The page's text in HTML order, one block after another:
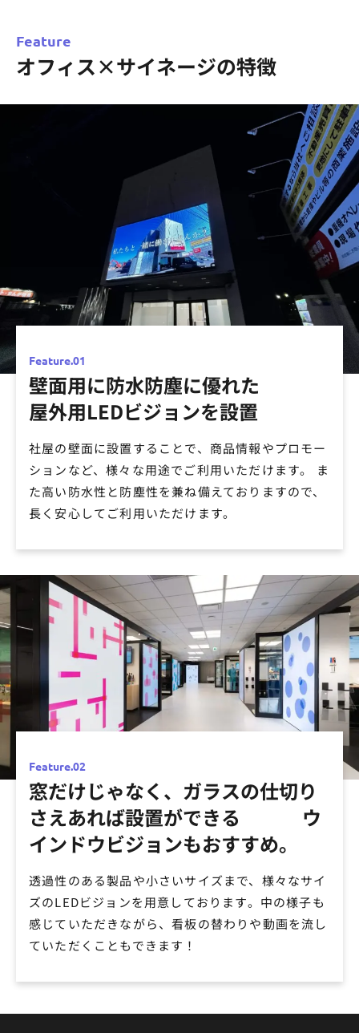
Feature
オフィス×サイネージの特徴
Feature.01
壁面用に防水防塵に優れた
屋外用LEDビジョンを設置
社屋の壁面に設置することで、商品情報やプロモー
ションなど、様々な用途でご利用いただけます。 ま
た高い防水性と防塵性を兼ね備えておりますので、
長く安心してご利用いただけます。01
Feature.02
窓だけじゃなく、ガラスの仕切り
さえあれば設置ができる ウ
インドウビジョンもおすすめ。
透過性のある製品や小さいサイズまで、様々なサイ
ズのLEDビジョンを用意しております。中の様子も
感じていただきながら、看板の替わりや動画を流し
ていただくこともできます！02